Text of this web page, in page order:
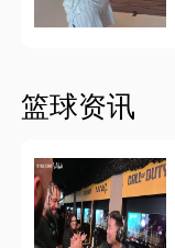
篮球资讯